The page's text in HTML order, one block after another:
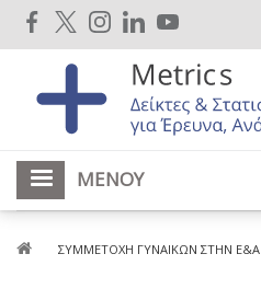
Παράκαμψη
προς
κυρίως
ΜΕΝΟΎ
Breadcrumb
ΣΥΜΜΕΤΟΧΉ ΓΥΝΑΙΚΏΝ ΣΤΗΝ Ε&Α